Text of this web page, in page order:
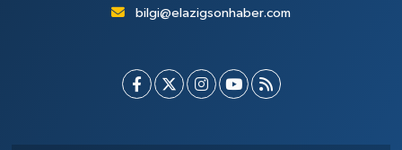
bilgi@elazigsonhaber.com